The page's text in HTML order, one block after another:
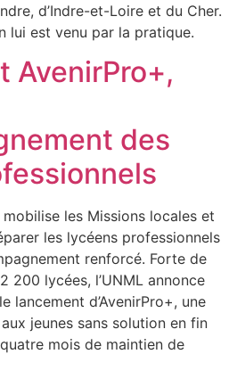
d’Indre-et-Loire et du Cher.
lui est venu par la pratique.
AvenirPro+,
des
les Missions locales et
les lycéens professionnels
renforcé. Forte de
200 lycées, l’UNML annonce
lancement d’AvenirPro+, une
jeunes sans solution en fin
mois de maintien de